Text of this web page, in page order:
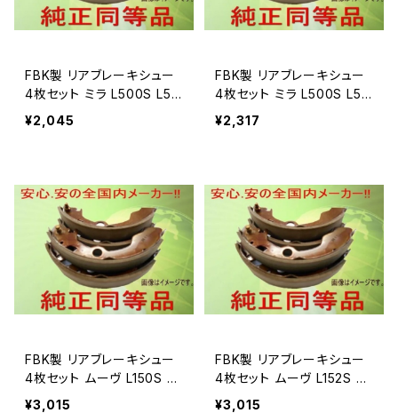
FBK製 リアブレーキシュー
4枚セット ミラ L500S L50
0V 用 T026
¥2,045
FBK製 リアブレーキシュー
4枚セット ミラ L500S L50
0V 用 T029
¥2,317
FBK製 リアブレーキシュー
4枚セット ムーヴ L150S 用
T0042
¥3,015
FBK製 リアブレーキシュー
4枚セット ムーヴ L152S 用
T0042
¥3,015